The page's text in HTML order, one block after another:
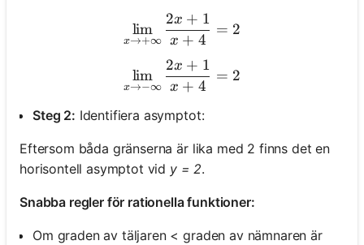
\lim_{x \to +\infty}
x→+∞
lim
x + 4
2x + 1
= 2
\lim_{x \to -\infty}
x→−∞
lim
x + 4
2x + 1
= 2
Steg 2: Identifiera asymptot:
Eftersom båda gränserna är lika med 2 finns det en
horisontell asymptot vid y = 2.
Snabba regler för rationella funktioner:
Om graden av täljaren < graden av nämnaren är